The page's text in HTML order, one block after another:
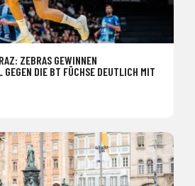
ZEBRAS GEWINNEN
GEGEN DIE BT FÜCHSE DEUTLICH MIT